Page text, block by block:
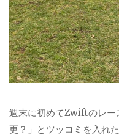
週末に初めてZwiftのレー
更？」とツッコミを入れ